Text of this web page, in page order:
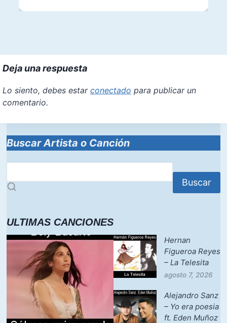
Deja una respuesta
Lo siento, debes estar conectado para publicar un
comentario.
Buscar Artista o Canción
Buscar
ULTIMAS CANCIONES
Hernan
Figueroa Reyes
– La Telesita
agosto 7, 2026
Alejandro Sanz
– Yo era poesia
ft. Eden Muñoz